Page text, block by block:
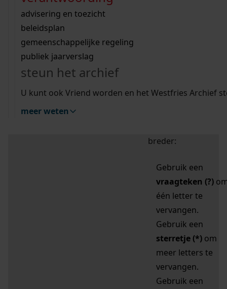
bouwvergunningen
omgevingsvergunningen
vergunningen
beeld en geluid
uitleg nodig?
Wij helpen u op weg met een aantal zoektips.
bekijk alle zoektips
Wij helpen u op weg met een aantal zoektips.
bekijk alle zoektips
bekijk ons geschiedenislokaal
advisering en toezicht
beleidsplan
gemeenschappelijke regeling
publiek jaarverslag
steun het archief
U kunt ook Vriend worden en het Westfries Archief
meer weten
zoektips
Mijn Studiezaal (inloggen)
uw zoekopdracht te
breder:
Gebruik een
vraagteken (?)
één letter te
vervangen.
Gebruik een
sterretje (*) om
meer letters te
vervangen.
Gebruik een